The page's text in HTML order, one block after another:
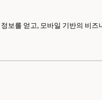
보를 얻고, 모바일 기반의 비즈